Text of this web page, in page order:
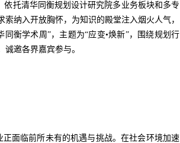
依托清华同衡规划设计研究院多业务板块和多专
纳入开放胸怀，为知识的殿堂注入烟火人气，
衡学术周”，主题为“应变•焕新”，围绕规划行
邀各界嘉宾参与。
面临前所未有的机遇与挑战。在社会环境加速